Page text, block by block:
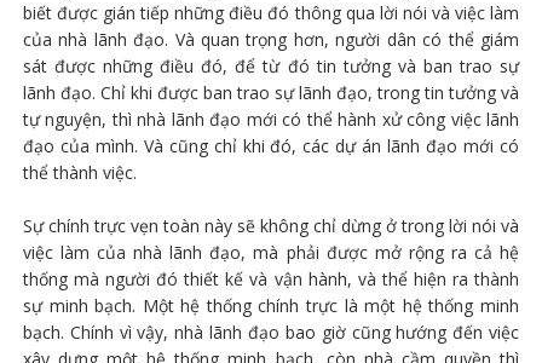
biết được gián tiếp những điều đó thông qua lời nói và việc làm
của nhà lãnh đạo. Và quan trọng hơn, người dân có thể giám
sát được những điều đó, để từ đó tin tưởng và ban trao sự
lãnh đạo. Chỉ khi được ban trao sự lãnh đạo, trong tin tưởng và
tự nguyện, thì nhà lãnh đạo mới có thể hành xử công việc lãnh
đạo của mình. Và cũng chỉ khi đó, các dự án lãnh đạo mới có
thể thành việc.
Sự chính trực vẹn toàn này sẽ không chỉ dừng ở trong lời nói và
việc làm của nhà lãnh đạo, mà phải được mở rộng ra cả hệ
thống mà người đó thiết kế và vận hành, và thể hiện ra thành
sự minh bạch. Một hệ thống chính trực là một hệ thống minh
bạch. Chính vì vậy, nhà lãnh đạo bao giờ cũng hướng đến việc